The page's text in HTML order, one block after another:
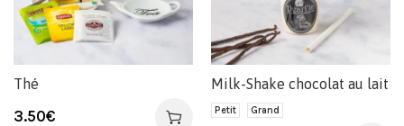
Thé
3.50€
Milk-Shake chocolat au lait
Petit Grand